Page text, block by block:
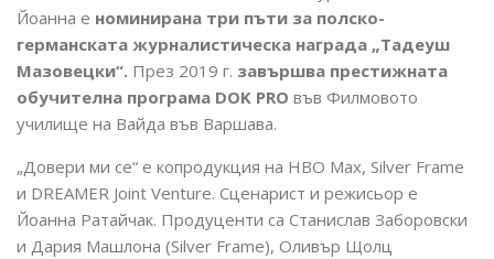
Йоанна е номинирана три пъти за полско-
германската журналистическа награда „Тадеуш
Мазовецки“. През 2019 г. завършва престижната
обучителна програма DOK PRO във Филмовото
училище на Вайда във Варшава.
„Довери ми се“ е копродукция на HBO Max, Silver Frame
и DREAMER Joint Venture. Сценарист и режисьор е
Йоанна Ратайчак. Продуценти са Станислав Заборовски
и Дария Машлона (Silver Frame), Оливър Щолц